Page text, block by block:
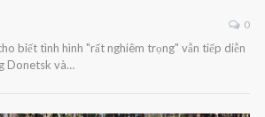
0
biết tình hình "rất nghiêm trọng" vẫn tiếp diễn
Donetsk và…